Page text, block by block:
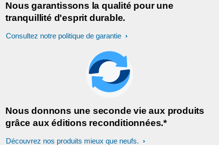
Nous garantissons la qualité pour une
tranquillité d'esprit durable.
Consultez notre politique de garantie
Nous donnons une seconde vie aux produits
grâce aux éditions reconditionnées.*
Découvrez nos produits mieux que neufs.